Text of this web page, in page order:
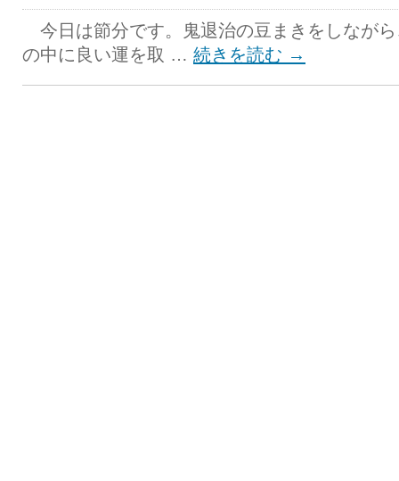
今日は節分です。鬼退治の豆まきをしなが
の中に良い運を取 … 続きを読む →